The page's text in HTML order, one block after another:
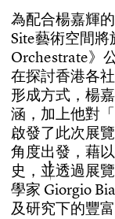
為配合楊嘉輝的
Site藝術空間將
Orchestrate》
在探討香港各社
形成方式 ， 楊嘉
涵 ， 加上他對 「
啟發了此次展覽
角 度出發 ， 藉以
史 ， 並透過展覽
學家 Giorgio Bia
及研究下的豐富